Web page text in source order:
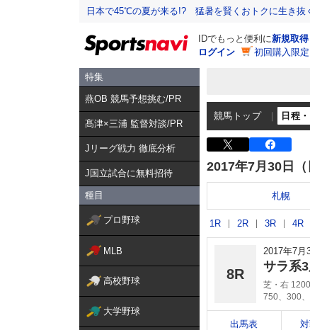
日本で45℃の夏が来る!? 猛暑を賢くおトクに生き抜
IDでもっと便利に新規取得
ログイン
初回購入限
特集
燕OB 競馬予想挑む/PR
髙津×三浦 監督対談/PR
Jリーグ戦力 徹底分析
J国立試合に無料招待
種目
プロ野球
MLB
高校野球
大学野球
競馬トップ 日程
2017年7月30日（
札幌
1R 2R 3R 4R
8R
2017年7月
サラ系
芝・右
750、300
出馬表